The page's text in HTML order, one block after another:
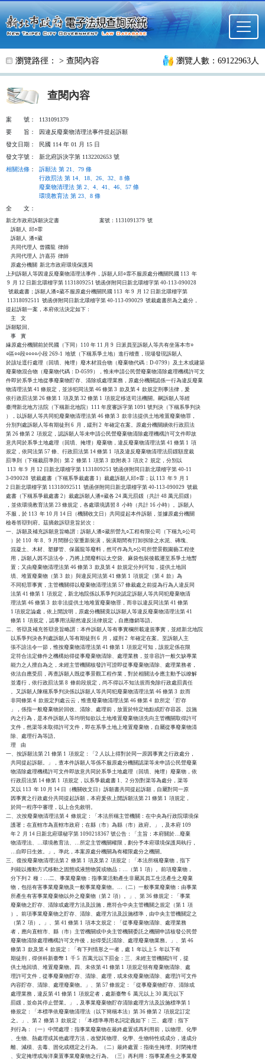
跳至主要內容
瀏覽路徑： > 查閱內容 瀏覽人數：69122963人
查閱內容
案 號：
1131091379
要
旨：
因違反廢棄物清理法事件提起訴願
發文日期：
民國 114 年 01 月 15 日
發文字號：
新北府訴決字第 1132202653 號
相關法條 ：
訴願法 第 21、79 條
行政罰法 第 14、18、26、32、8 條
廢棄物清理法 第 2、4、41、46、57 條
環境教育法 第 23、8 條
全
文：
新北市政府訴願決定書                                  案號：1131091379  號
    訴願人  邱○霏
    訴願人  潘○葳
    共同代理人  曾國龍  律師
    共同代理人  許嘉芬  律師
    原處分機關  新北市政府環境保護局
上列訴願人等因違反廢棄物清理法事件，訴願人邱○霏不服原處分機關民國 113  年
9  月 12 日新北環稽字第 1131809251 號函併附同日新北環稽字第 40-113-090028
  號裁處書；訴願人潘○葳不服原處分機關民國 113  年 9  月 12 日新北環稽字第
11318092511  號函併附同日新北環稽字第 40-113-090029  號裁處書所為之處分，
提起訴願一案，本府依法決定如下：
    主    文
訴願駁回。
    事    實
緣原處分機關前於民國（下同）110 年 11 月 9  日派員至訴願人等共有坐落本市○
○區○○段○○○○小段 269-1  地號（下稱系爭土地）進行稽查，現場發現訴願人
於該址逕行處理（回填、掩埋）廢木材混合物（廢棄物代碼：D-0799）及土木或建築
廢棄物混合物（廢棄物代碼：D-0599），惟未申請公民營廢棄物清除處理機構許可文
件即於系爭土地從事廢棄物貯存、清除或處理業務，原處分機關認係一行為違反廢棄
物清理法第 41 條規定，並涉犯同法第 46 條第 3  款及第 4  款規定刑事法律，爰
依行政罰法第 26 條第 1  項及第 32 條第 1  項規定移送司法機關。嗣訴願人等經
臺灣新北地方法院（下稱新北地院）111 年度審訴字第 1091 號判決（下稱系爭判決
），以訴願人等共同犯廢棄物清理法第 46 條第 3  款非法提供土地堆置廢棄物罪，
分別判處訴願人等有期徒刑 6  月，緩刑 2  年確定在案。原處分機關續依行政罰法
第 26 條第 2  項規定，認訴願人等未申請公民營廢棄物清除處理機構許可文件即故
意共同於系爭土地處理（回填、掩埋）廢棄物，違反廢棄物清理法第 41 條第 1  項
規定，依同法第 57 條、行政罰法第 14 條第 1  項及違反廢棄物清理法罰鍰額度裁
罰準則（下稱裁罰準則）第 2  條第 1  項第 3  款附表 3  項次 2  規定，分別以
113  年 9  月 12 日新北環稽字第 1131809251 號函併附同日新北環稽字第 40-11
3-090028  號裁處書（下稱系爭裁處書 1）裁處訴願人邱○霏；以 113  年 9  月 1
2 日新北環稽字第 11318092511  號函併附同日新北環稽字第 40-113-090029  號裁
處書（下稱系爭裁處書 2）裁處訴願人潘○葳各 24 萬元罰鍰（共計 48 萬元罰鍰）
，並依環境教育法第 23 條規定，各處環境講習 8  小時（共計 16 小時）。訴願人
不服，於 113  年 10 月 14 日（機關收文日）共同提起本件訴願，並據原處分機關
檢卷答辯到府。茲摘敘訴辯意旨於次：
一、訴願及補充訴願意旨略謂：訴願人潘○葳所營九○工程有限公司（下稱九○公司
    ）於 110  年 8、9 月間辦公室重新裝潢，裝潢期間有打卸拆除之水泥、磚塊、
    混凝土、木材、塑膠管、保麗龍等廢料，然可作為九○公司所營景觀園藝工程使
    用，訴願人因不諳法令，乃將上開廢料以太空袋、麻袋包裝後載運至系爭土地暫
    置；又由廢棄物清理法第 46 條第 3  款及第 4  款規定分列可知，提供土地回
    填、堆置廢棄物（第 3  款）與違反同法第 41 條第 1  項規定（第 4  款）為
    不同犯罪事實，主管機關得以廢棄物清理法第 57 條裁處之前提為行為人違反同
    法第 41 條第 1  項規定，新北地院係以系爭判決認定訴願人等共同犯廢棄物清
    理法第 46 條第 3  款非法提供土地堆置廢棄物罪，而非以違反同法第 41 條第
    1 項規定論處，依上開說明，原處分機關竟以訴願人等違反廢棄物清理法第 41
    條第 1  項規定，認事用法顯然違反法律規定，自應撤銷等語。
二、答辯及補充答辯意旨略謂：本件訴願人等有事實欄所載違規事實，並經新北地院
    以系爭判決各判處訴願人等有期徒刑 6  月，緩刑 2  年確定在案。至訴願人主
    張不諳法令一節，惟按廢棄物清理法第 41 條第 1  項規定可知，該規定係在限
    定符合法定條件之機構始得從事廢棄物清除、處理業務，並非容許一般欠缺專業
    能力之人擅自為之，未經主管機關核發許可證即從事廢棄物清除、處理業務者，
    依法自應受罰，再查訴願人既從事景觀工程作業，對於相關法令應主動予以瞭解
    並遵行，依行政罰法第 8  條前段規定，尚不得以不知法規而免除行政處罰責任
    。又訴願人陳稱系爭判決係以訴願人等共同犯廢棄物清理法第 46 條第 3  款而
    非同條第 4  款規定判處云云，惟查廢棄物清理法第 46 條第 4  款所定「貯存
    」，係指一般廢棄物於回收、清除、處理前，放置於特定地點或貯存容器、設施
    內之行為，是本件訴願人等均明知欲以土地堆置廢棄物須先向主管機關取得許可
    文件，然渠等未取得許可文件，即在系爭土地上堆置廢棄物，自屬從事廢棄物清
    除、處理行為等語。
    理    由
一、按訴願法第 21 條第 1  項規定：「2 人以上得對於同一原因事實之行政處分，
    共同提起訴願。」，查本件訴願人等係不服原處分機關認渠等未申請公民營廢棄
    物清除處理機構許可文件即故意共同於系爭土地處理（回填、掩埋）廢棄物，依
    行政罰法第 14 條第 1  項規定，以系爭裁處書 1、2 分別對渠等為處分，渠等
    又以 113  年 10 月 14 日（機關收文日）訴願書共同提起訴願，自屬對同一原
    因事實之行政處分共同提起訴願，本府爰依上開訴願法第 21 條第 1  項規定，
    於同一程序中審理，以上合先敘明。
二、次按廢棄物清理法第 4  條規定：「本法所稱主管機關：在中央為行政院環境保
    護署；在直轄市為直轄市政府；在縣（市）為縣（市）政府。」，及本府 109
    年 2  月 14 日新北府環秘字第 1090218367 號公告：「主旨：本府關於…廢棄
    物清理法、…環境教育法、…所定主管機關權限，劃分予本府環境保護局執行，
    …自即日生效。」。準此，本案原處分機關為有權限處分之機關。
三、復按廢棄物清理法第 2  條第 1  項及第 2  項規定：「本法所稱廢棄物，指下
    列能以搬動方式移動之固態或液態物質或物品：…（第 1  項）。前項廢棄物，
    分下列 2  種：…二、事業廢棄物：指事業活動產生非屬其員工生活產生之廢棄
    物，包括有害事業廢棄物及一般事業廢棄物。…（二）一般事業廢棄物：由事業
    所產生有害事業廢棄物以外之廢棄物（第 2  項）。」、第 36 條規定：「事業
    廢棄物之貯存、清除或處理方法及設施，應符合中央主管機關之規定（第 1  項
    ）。前項事業廢棄物之貯存、清除、處理方法及設施標準，由中央主管機關定之
    （第 2  項）。」、第 41 條第 1  項本文規定：「從事廢棄物清除、處理業務
    者，應向直轄市、縣（市）主管機關或中央主管機關委託之機關申請核發公民營
    廢棄物清除處理機構許可文件後，始得受託清除、處理廢棄物業務。」、第 46
    條第 3  款及第 4  款規定：「有下列情形之一者，處 1  年以上 5  年以下有
    期徒刑，得併科新臺幣 1  千 5  百萬元以下罰金：三、未經主管機關許可，提
    供土地回填、堆置廢棄物。四、未依第 41 條第 1  項規定領有廢棄物清除、處
    理許可文件，從事廢棄物貯存、清除、處理，或未依廢棄物清除、處理許可文件
    內容貯存、清除、處理廢棄物。」、第 57 條規定：「從事廢棄物貯存、清除或
    處理業務，違反第 41 條第 1  項規定者，處新臺幣 6  萬元以上 30 萬元以下
    罰鍰，並命其停止營業。」，及事業廢棄物貯存清除處理方法及設施標準第 1
    條規定：「本標準依廢棄物清理法（以下簡稱本法）第 36 條第 2  項規定訂定
    之。」、第 2  條第 3  款規定：「本標準專用名詞定義如下：三、處理：指下
    列行為：（一）中間處理：指事業廢棄物在最終處置或再利用前，以物理、化學
    、生物、熱處理或其他處理方法，改變其物理、化學、生物特性或成分，達成分
    離、減積、去毒、固化或穩定之行為。（二）最終處置：指衛生掩埋、封閉掩埋
    、安定掩埋或海洋棄置事業廢棄物之行為。（三）再利用：指事業產生之事業廢